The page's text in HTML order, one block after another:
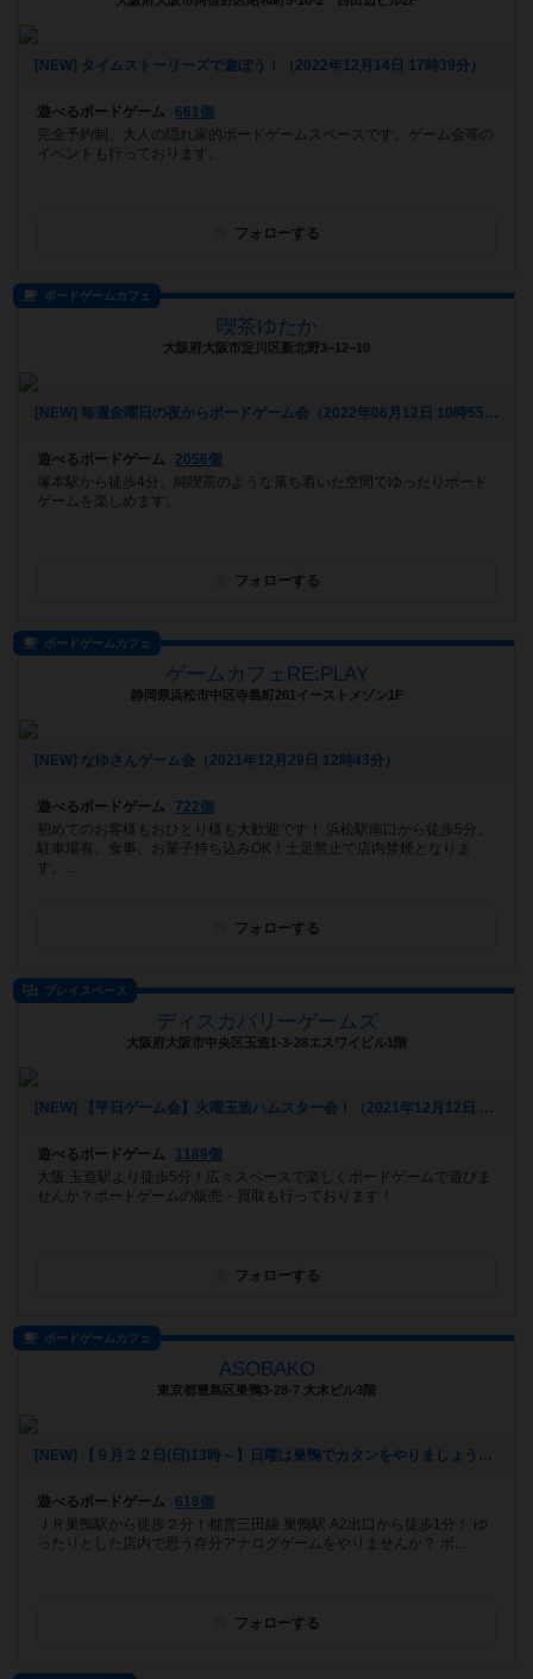
[NEW] タイムストーリーズで遊ぼう！（2022年12月14日 17時39分）
遊べるボードゲーム
661個
完全予約制、大人の隠れ家的ボードゲームスペースです。ゲーム会等の
イベントも行っております。
フォローする
ボードゲームカフェ
喫茶ゆたか
大阪府大阪市淀川区新北野3−12−10
[NEW] 毎週金曜日の夜からボードゲーム会（2022年06月12日 10時55分）
遊べるボードゲーム
2056個
塚本駅から徒歩4分。純喫茶のような落ち着いた空間でゆったりボード
ゲームを楽しめます。
フォローする
ボードゲームカフェ
ゲームカフェRE:PLAY
静岡県浜松市中区寺島町261イーストメゾン1F
[NEW] なゆさんゲーム会（2021年12月29日 12時43分）
遊べるボードゲーム
722個
初めてのお客様もおひとり様も大歓迎です！ 浜松駅南口から徒歩5分。
駐車場有。食事、お菓子持ち込みOK！土足禁止で店内禁煙となりま
す。...
フォローする
プレイスペース
ディスカバリーゲームズ
大阪府大阪市中央区玉造1-3-28エスワイビル1階
[NEW] 【平日ゲーム会】火曜玉造ハムスター会！（2021年12月12日 15時29分）
遊べるボードゲーム
1188個
大阪 玉造駅より徒歩5分！広々スペースで楽しくボードゲームで遊びま
せんか？ボードゲームの販売・買取も行っております！
フォローする
ボードゲームカフェ
ASOBAKO
東京都豊島区巣鴨3-28-7 大木ビル3階
[NEW] 【９月２２日(日)13時～】日曜は巣鴨でカタンをやりましょう！【初めての方も大歓迎！】（2019年09月20日 14時43分）
遊べるボードゲーム
618個
ＪＲ巣鴨駅から徒歩２分！都営三田線 巣鴨駅 A2出口から徒歩1分！ ゆ
ったりとした店内で思う存分アナログゲームをやりませんか？ ボ...
フォローする